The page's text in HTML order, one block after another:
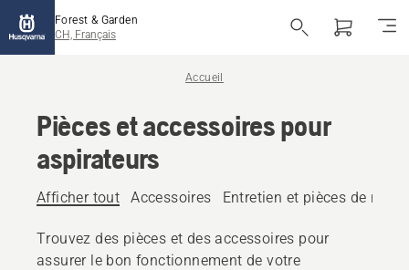
Forest & Garden
CH, Français
Accueil
Pièces et accessoires pour
aspirateurs
Afficher tout Accessoires Entretien et pièces de
Trouvez des pièces et des accessoires pour
assurer le bon fonctionnement de votre